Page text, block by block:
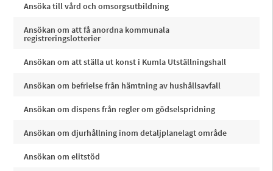
Ansöka till vård och omsorgsutbildning
Ansökan om att få anordna kommunala
registreringslotterier
Ansökan om att ställa ut konst i Kumla Utställningshall
Ansökan om befrielse från hämtning av hushållsavfall
Ansökan om dispens från regler om gödselspridning
Ansökan om djurhållning inom detaljplanelagt område
Ansökan om elitstöd